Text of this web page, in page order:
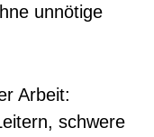
unnötige
Arbeit:
schwere